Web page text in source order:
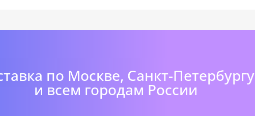
по Москве, Санкт-Петербургу
и всем городам России